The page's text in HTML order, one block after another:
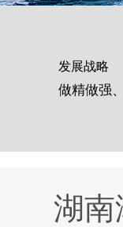
发展战略
做精做强
湖南